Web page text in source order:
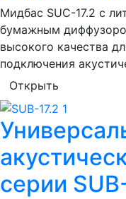
Мидбас SUC-17.2 с
бумажным
высокого качества
подключения
Открыть
серии